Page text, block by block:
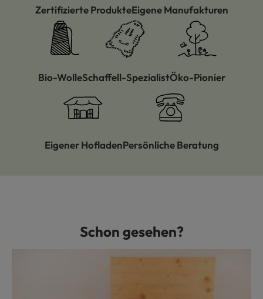
Zertifizierte ProdukteEigene Manufakturen
Bio-WolleSchaffell-SpezialistÖko-Pionier
Eigener HofladenPersönliche Beratung
Produktgalerie überspringenSchon gesehen?